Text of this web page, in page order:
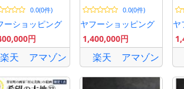
0.0(0件)
ーショッピング
円
楽天 アマゾン
0.0(0件)
ヤフーショッピング
1,400,000円
楽天 アマゾン
ヤ